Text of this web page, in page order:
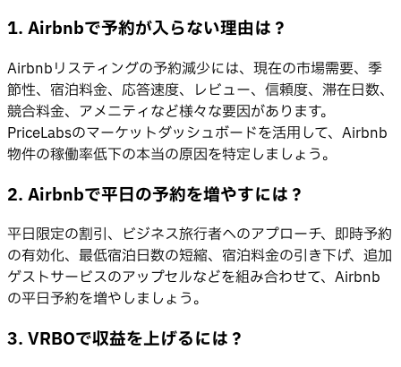
1. Airbnbで予約が入らない理由は？
Airbnbリスティングの予約減少には、現在の市場需要、季
節性、宿泊料金、応答速度、レビュー、信頼度、滞在日数、
競合料金、アメニティなど様々な要因があります。
PriceLabsのマーケットダッシュボードを活用して、Airbnb
物件の稼働率低下の本当の原因を特定しましょう。
2. Airbnbで平日の予約を増やすには？
平日限定の割引、ビジネス旅行者へのアプローチ、即時予約
の有効化、最低宿泊日数の短縮、宿泊料金の引き下げ、追加
ゲストサービスのアップセルなどを組み合わせて、Airbnb
の平日予約を増やしましょう。
3. VRBOで収益を上げるには？